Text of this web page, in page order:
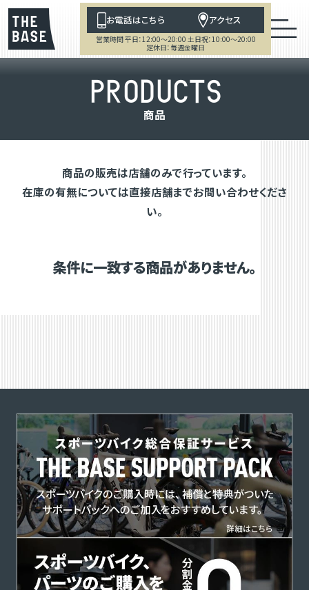
お電話はこちら アクセス
営業時間 平日：12:00～20:00 土日祝：10:00～20:00
定休日：毎週金曜日
PRODUCTS
商品
商品の販売は店舗のみで行っています。
在庫の有無については直接店舗までお問い合わせくださ
い。
条件に一致する商品がありません。